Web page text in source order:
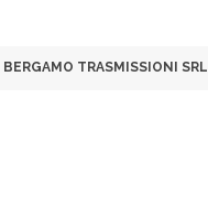
BERGAMO TRASMISSIONI SRL